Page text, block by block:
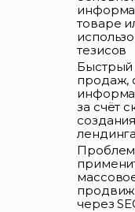
товаре
тезисов
Быстрый
продаж,
за счёт
создания
лендинга
через